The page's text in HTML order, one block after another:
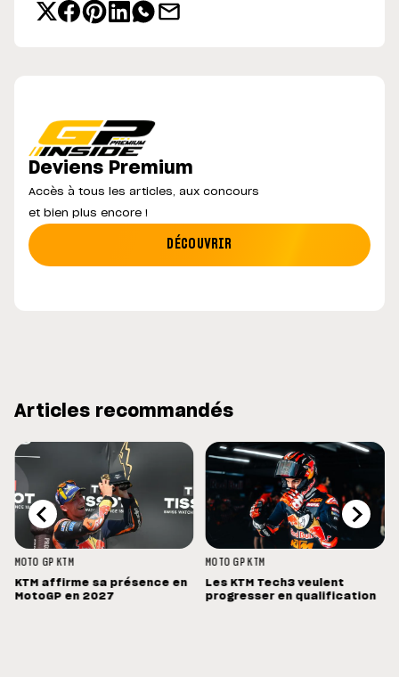
Deviens Premium
Accès à tous les articles, aux concours
et bien plus encore !
DÉCOUVRIR
Articles recommandés
MOTO GP KTM
KTM affirme sa présence en
MotoGP en 2027
MOTO GP KTM
Les KTM Tech3 veulent
progresser en qualification